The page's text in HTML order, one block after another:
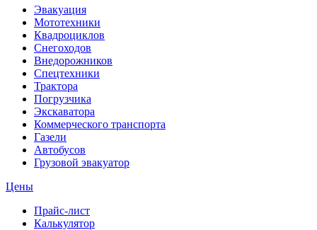
Эвакуация
Мототехники
Квадроциклов
Снегоходов
Внедорожников
Спецтехники
Трактора
Погрузчика
Экскаватора
Коммерческого транспорта
Газели
Автобусов
Грузовой эвакуатор
Цены
Прайс-лист
Калькулятор